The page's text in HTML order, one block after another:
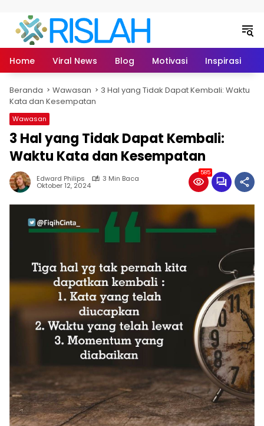
Home Viral News Blog Motivasi Inspirasi
Beranda Wawasan
3 Hal yang Tidak Dapat Kembali: Waktu
Kata dan Kesempatan
Wawasan
3 Hal yang Tidak Dapat Kembali:
Waktu Kata dan Kesempatan
Edward Philips 3 Min Baca
Oktober 12, 2024
585